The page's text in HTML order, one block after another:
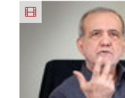
بازار ایران
شد